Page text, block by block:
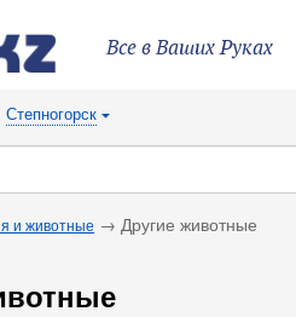
Все в Ваших Руках
Степногорск {
и животные → Другие животные